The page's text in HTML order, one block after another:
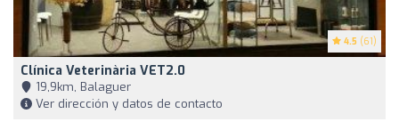
4.5 (61)
Clínica Veterinària VET2.0
19,9km, Balaguer
Ver dirección y datos de contacto